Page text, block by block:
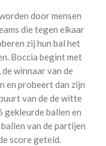
door mensen
die tegen elkaar
zij hun bal het
Boccia begint met
winnaar van de
en probeert dan zijn
van de de witte
gekleurde ballen en
van de partijen
score geteld.